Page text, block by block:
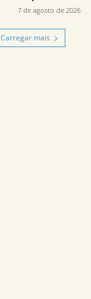
7 de agosto de 2026
Carregar mais